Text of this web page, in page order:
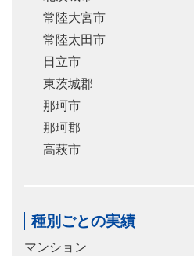
常陸大宮市
常陸太田市
日立市
東茨城郡
那珂市
那珂郡
高萩市
種別ごとの実績
マンション